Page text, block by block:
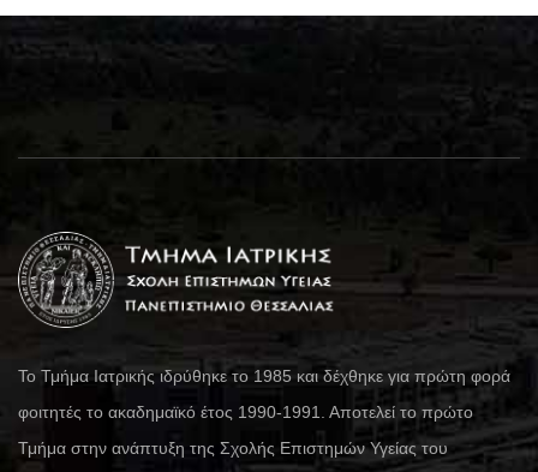
Το Τμήμα Ιατρικής ιδρύθηκε το 1985 και δέχθηκε για πρώτη φορά
φοιτητές το ακαδημαϊκό έτος 1990-1991. Αποτελεί το πρώτο
Τμήμα στην ανάπτυξη της Σχολής Επιστημών Υγείας του